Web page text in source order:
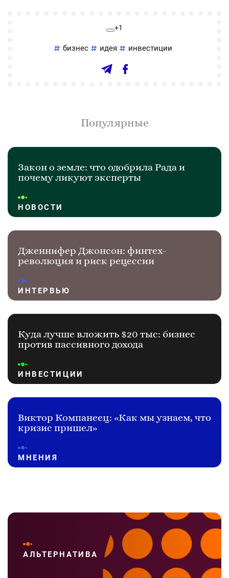
+1
бизнес идея инвестиции
Популярные
Закон о земле: что одобрила Рада и
почему ликуют эксперты
НОВОСТИ
Дженнифер Джонсон: финтех-
революция и риск рецессии
ИНТЕРВЬЮ
Куда лучше вложить $20 тыс: бизнес
против пассивного дохода
ИНВЕСТИЦИИ
Виктор Компанеец: «Как мы узнаем, что
кризис пришел»
МНЕНИЯ
АЛЬТЕРНАТИВА